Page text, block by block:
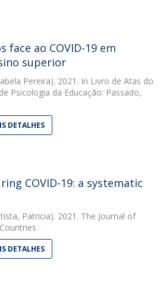
face ao COVID-19 em
superior
Pereira). 2021. In Livro de Atas do
Psicologia da Educação: Passado,
DETALHES
COVID-19: a systematic
Patricia). 2021. The Journal of
DETALHES